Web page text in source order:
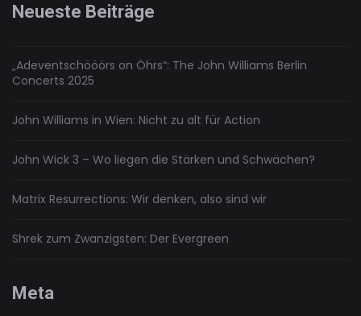
Neueste Beiträge
„Adeventschööörs on Öhrs“: The John Williams Berlin
Concerts 2025
John Williams in Wien: Nicht zu alt für Action
John Wick 3 – Wo liegen die Stärken und Schwächen?
Matrix Resurrections: Wir denken, also sind wir
Shrek zum Zwanzigsten: Der Evergreen
Meta